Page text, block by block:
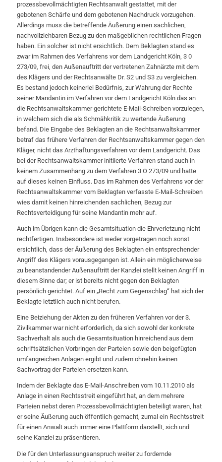
prozessbevollmächtigten Rechtsanwalt gestattet, mit der
gebotenen Schärfe und dem gebotenen Nachdruck vorzugehen.
Allerdings muss die betreffende Äußerung einen sachlichen,
nachvollziehbaren Bezug zu den maßgeblichen rechtlichen Fragen
haben. Ein solcher ist nicht ersichtlich. Dem Beklagten stand es
zwar im Rahmen des Verfahrens vor dem Landgericht Köln, 3 0
273/09, frei, den Außenauftritt der vertretenen Zahnärzte mit dem
des Klägers und der Rechtsanwälte Dr. S2 und S3 zu vergleichen.
Es bestand jedoch keinerlei Bedürfnis, zur Wahrung der Rechte
seiner Mandantin im Verfahren vor dem Landgericht Köln das an
die Rechtsanwaltskammer gerichtete E-Mail-Schreiben vorzulegen,
in welchem sich die als Schmähkritik zu wertende Äußerung
befand. Die Eingabe des Beklagten an die Rechtsanwaltskammer
betraf das frühere Verfahren der Rechtsanwaltskammer gegen den
Kläger, nicht das Arzthaftungsverfahren vor dem Landgericht. Das
bei der Rechtsanwaltskammer initiierte Verfahren stand auch in
keinem Zusammenhang zu dem Verfahren 3 O 273/09 und hatte
auf dieses keinen Einfluss. Das im Rahmen des Verfahrens vor der
Rechtsanwaltskammer vom Beklagten verfasste E-Mail-Schreiben
wies damit keinen hinreichenden sachlichen, Bezug zur
Rechtsverteidigung für seine Mandantin mehr auf.
Auch im Übrigen kann die Gesamtsituation die Ehrverletzung nicht
rechtfertigen. Insbesondere ist weder vorgetragen noch sonst
ersichtlich, dass der Äußerung des Beklagten ein entsprechender
Angriff des Klägers vorausgegangen ist. Allein ein möglicherweise
zu beanstandender Außenauftritt der Kanzlei stellt keinen Angriff in
diesem Sinne dar; er ist bereits nicht gegen den Beklagten
persönlich gerichtet. Auf ein „Recht zum Gegenschlag“ hat sich der
Beklagte letztlich auch nicht berufen.
Eine Beiziehung der Akten zu den früheren Verfahren vor der 3.
Zivilkammer war nicht erforderlich, da sich sowohl der konkrete
Sachverhalt als auch die Gesamtsituation hinreichend aus dem
schriftsätzlichen Vorbringen der Parteien sowie den beigefügten
umfangreichen Anlagen ergibt und zudem ohnehin keinen
Sachvortrag der Parteien ersetzen kann.
Indem der Beklagte das E-Mail-Anschreiben vom 10.11.2010 als
Anlage in einen Rechtsstreit eingeführt hat, an dem mehrere
Parteien nebst deren Prozessbevollmächtigten beteiligt waren, hat
er seine Äußerung auch öffentlich gemacht, zumal ein Rechtsstreit
für einen Anwalt auch immer eine Plattform darstellt, sich und
seine Kanzlei zu präsentieren.
Die für den Unterlassungsanspruch weiter zu fordernde